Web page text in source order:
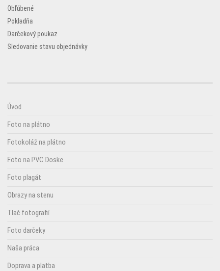
Obľúbené
Pokladňa
Darčekový poukaz
Sledovanie stavu objednávky
Úvod
Foto na plátno
Fotokoláž na plátno
Foto na PVC Doske
Foto plagát
Obrazy na stenu
Tlač fotografií
Foto darčeky
Naša práca
Doprava a platba